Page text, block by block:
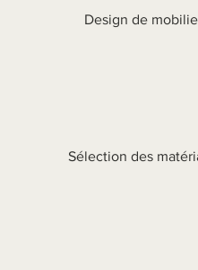
Design de
Sélection des